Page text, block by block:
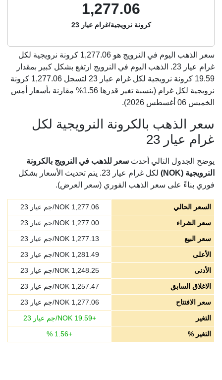
1,277.06
كرونة نرويجية/غرام عيار 23
سعر الذهب اليوم في النرويج هو 1,277.06 كرونة نرويجية لكل
غرام عيار 23. الذهب اليوم في النرويج ارتفع بشكل كبير بمقدار
19.59 كرونة نرويجية لكل غرام عيار 23 لتسجل 1,277.06 كرونة
نرويجية لكل غرام (بنسبة تغير قدرها 1.56% مقارنة بأسعار أمس
الخميس 06 أغسطس 2026).
سعر الذهب بالكرونة النرويجية لكل
غرام عيار 23
يوضح الجدول التالي أحدث سعر للذهب في النرويج بالكرونة
النرويجية (NOK)
لكل غرام عيار 23. يتم تحديث الأسعار بشكل
فوري بناءً على سعر الذهب الفوري (سعر العرض).
السعر الحالي 1,277.06 NOK/جم عيار 23
سعر الشراء
1,277.00 NOK/جم عيار 23
سعر البيع
1,277.13 NOK/جم عيار 23
الأعلى
1,281.49 NOK/جم عيار 23
الأدنى
1,248.25 NOK/جم عيار 23
الاغلاق السابق
1,257.47 NOK/جم عيار 23
سعر الافتتاح
1,277.06 NOK/جم عيار 23
التغير
+
19.59 NOK/جم عيار 23
التغير %
+
1.56
%